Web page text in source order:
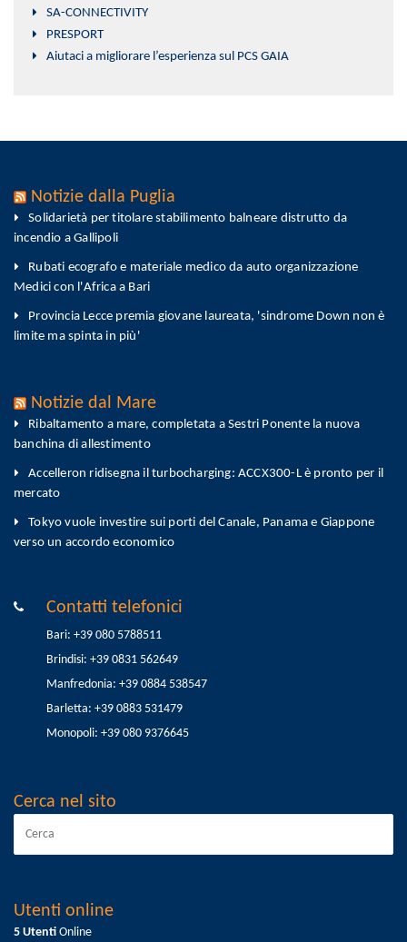
SA-CONNECTIVITY
PRESPORT
Aiutaci a migliorare l’esperienza sul PCS GAIA
Notizie dalla Puglia
Solidarietà per titolare stabilimento balneare distrutto da
incendio a Gallipoli
Rubati ecografo e materiale medico da auto organizzazione
Medici con l'Africa a Bari
Provincia Lecce premia giovane laureata, 'sindrome Down non è
limite ma spinta in più'
Notizie dal Mare
Ribaltamento a mare, completata a Sestri Ponente la nuova
banchina di allestimento
Accelleron ridisegna il turbocharging: ACCX300-L è pronto per il
mercato
Tokyo vuole investire sui porti del Canale, Panama e Giappone
verso un accordo economico
Contatti telefonici
Bari: +39 080 5788511
Brindisi: +39 0831 562649
Manfredonia: +39 0884 538547
Barletta: +39 0883 531479
Monopoli: +39 080 9376645
Cerca nel sito
Utenti online
5 Utenti Online